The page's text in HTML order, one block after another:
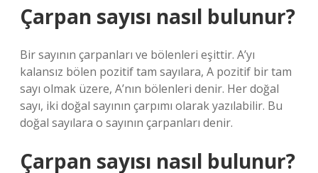
Çarpan sayısı nasıl bulunur?
Bir sayının çarpanları ve bölenleri eşittir. A’yı
kalansız bölen pozitif tam sayılara, A pozitif bir tam
sayı olmak üzere, A’nın bölenleri denir. Her doğal
sayı, iki doğal sayının çarpımı olarak yazılabilir. Bu
doğal sayılara o sayının çarpanları denir.
Çarpan sayısı nasıl bulunur?